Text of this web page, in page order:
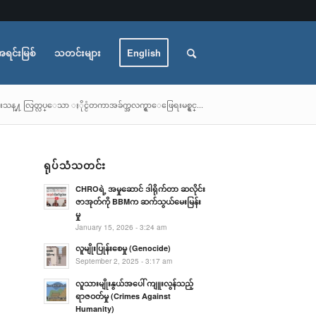
င်းမြစ် သတင်းများ English
းသန္႔ လြတ္လပ္ေသာ ႏိုင္ငံတကာအခ်က္အလက္ရွာေဖြေရးမစ္ရွင္...
ရုပ်သံသတင်း
CHROရဲ့ အမှုဆောင် ဒါရိုက်တာ ဆလိုင်း
ဇာအုတ်ကို BBMက ဆက်သွယ်မေးမြန်း
မှု
January 15, 2026 - 3:24 am
လူမျိုးပြုန်းစေမှု (Genocide)
September 2, 2025 - 3:17 am
လူသားမျိုးနွယ်အပေါ် ကျူးလွန်သည့်
ရာဇဝတ်မှု (Crimes Against
Humanity)